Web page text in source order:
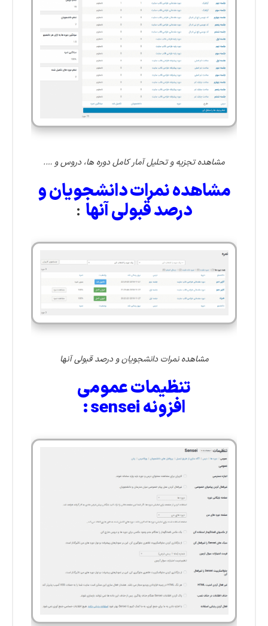
مشاهده تجزیه و تحلیل آمار کامل دوره ها، دروس و ….
مشاهده نمرات دانشجویان و
درصد قبولی آنها :
مشاهده نمرات دانشجویان و درصد قبولی آنها
تنظیمات عمومی
افزونه sensei :